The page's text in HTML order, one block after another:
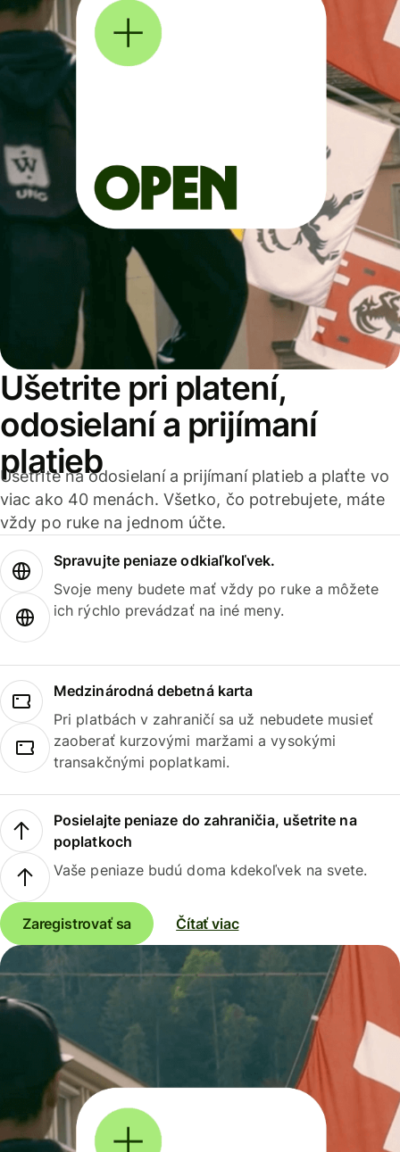
Ušetrite pri platení,
odosielaní a prijímaní
platieb
Ušetrite na odosielaní a prijímaní platieb a plaťte vo
viac ako 40 menách. Všetko, čo potrebujete, máte
vždy po ruke na jednom účte.
Spravujte peniaze odkiaľkoľvek.
Svoje meny budete mať vždy po ruke a môžete
ich rýchlo prevádzať na iné meny.
Medzinárodná debetná karta
Pri platbách v zahraničí sa už nebudete musieť
zaoberať kurzovými maržami a vysokými
transakčnými poplatkami.
Posielajte peniaze do zahraničia, ušetrite na
poplatkoch
Vaše peniaze budú doma kdekoľvek na svete.
Zaregistrovať sa Čítať viac